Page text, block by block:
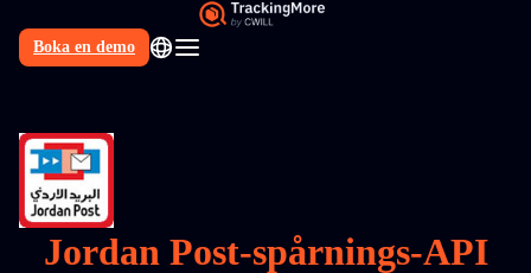
Boka en demo
Jordan Post-spårnings-API